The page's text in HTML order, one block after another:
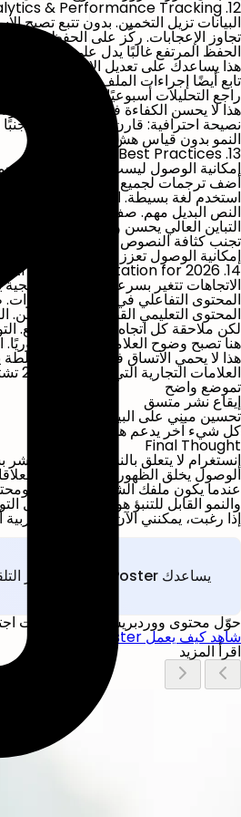
12. Analytics & Performance Tracking
البيانات تزيل التخمين. بدون تتبع تصبح
تجاوز الإعجابات. ركّز على الحفظ،
الحفظ المرتفع غالبًا يدل على محتوى
هذا يساعدك على تعديل الاتجاه. إذا كانت
تابع أيضًا إجراءات الملف الشخصي. النقر
راجع التحليلات أسبوعيًا. المراجعات
هذا لا يحسن الكفاءة فقط، بل يمنع إهدار
نصيحة احترافية: قارن أنواع المحتوى
النمو بدون قياس هش.
13. Accessibility Best Practices
إمكانية الوصول ليست خيارًا. إنها
أضف ترجمات لجميع الفيديوهات. كثير
استخدم لغة بسيطة. الجمل القصيرة تحسّن
النص البديل مهم. صف الصور بوضوح.
التباين العالي يحسن وضوح القراءة.
تجنب كثافة النصوص المفرطة. الكتل
إمكانية الوصول تعزز الشمول. والشمول
14. Trends & Strategic Adaptation for 2026
الاتجاهات تتغير بسرعة. لكن
المحتوى التفاعلي في تصاعد.
المحتوى التعليمي القصير لا يزال يهيمن.
لكن ملاحقة كل اتجاه تضعف التموضع.
هنا تصبح وضوح العلامة التجارية
هذا لا يحمي الاتساق فقط، بل يبني سلطة
العلامات التجارية التي تنجح في 2026 تشترك في ثلاث سمات:
تموضع واضح
إيقاع نشر متسق
تحسين مبني على البيانات
كل شيء آخر يدعم هذه الأسس.
Final Thought
إنستغرام لا يتعلق بالنشر أكثر. بل
الوصول يخلق الظهور. التفاعل يبني
عندما يكون ملفك الشخصي محسّنًا،
والنمو القابل للتنبؤ هو ما يحوّل
إذا رغبت، يمكنني الآن إعداد نسخة
يساعدك FS Poster على النشر التلقائي وجدولة وتخصيص محتوى ووردبريس عبر الشبكات الاجتماعية.
حوّل محتوى ووردبريس إلى منشورات
شاهد كيف يعمل FS Poster
اقرأ المزيد